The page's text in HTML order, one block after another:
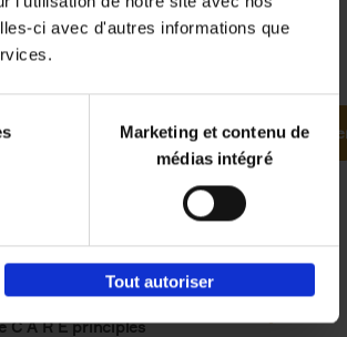
ci avec d'autres informations que
Marketing et contenu de
médias intégré
Tout autoriser
Business
Ajouter au
C A R E principles €34,99